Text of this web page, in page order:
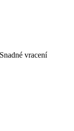
Snadné vracení